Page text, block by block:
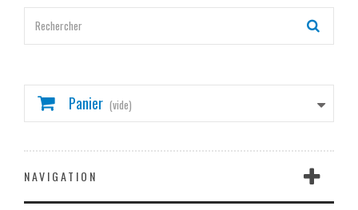
Panier (vide)
NAVIGATION